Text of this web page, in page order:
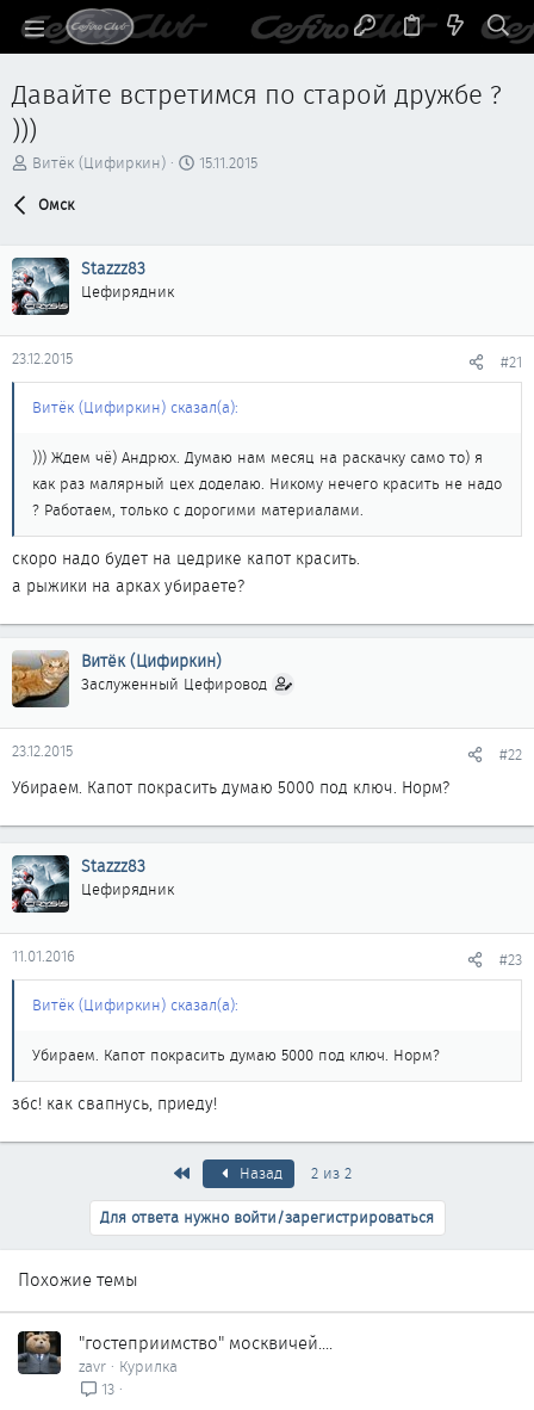
Давайте встретимся по старой дружбе ?
)))
А
т
е
м
ы
Витёк (Цифиркин)
Д
л
15.11.2015
Омск
Stazzz83
Цефирядник
23.12.2015 #21
Витёк (Цифиркин) сказал(а):
))) Ждем чё) Андрюх. Думаю нам месяц на раскачку само то) я
как раз малярный цех доделаю. Никому нечего красить не надо
? Работаем, только с дорогими материалами.
скоро надо будет на цедрике капот красить.
а рыжики на арках убираете?
Витёк (Цифиркин)
Заслуженный Цефировод
23.12.2015 #22
Убираем. Капот покрасить думаю 5000 под ключ. Норм?
Stazzz83
Цефирядник
11.01.2016 #23
Витёк (Цифиркин) сказал(а):
Убираем. Капот покрасить думаю 5000 под ключ. Норм?
збс! как свапнусь, приеду!
ПервыйНазад
2 из 2
Для ответа нужно войти/зарегистрироваться
Похожие темы
"гостеприимство" москвичей....
zavr
Курилка
13